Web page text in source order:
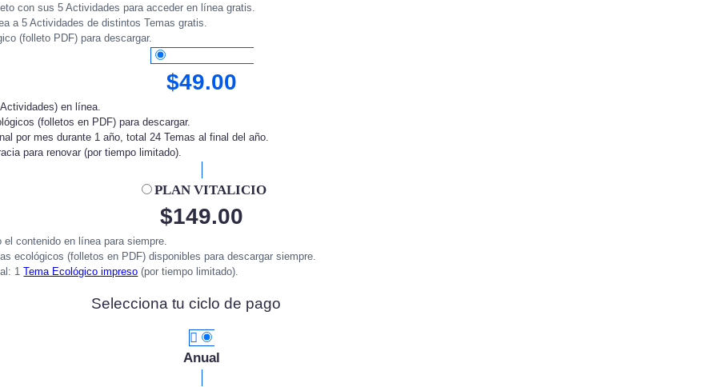
con sus 5 Actividades para acceder en línea gratis.
a 5 Actividades de distintos Temas gratis.
(folleto PDF) para descargar.
$49.00
en línea.
(folletos en PDF) para descargar.
por mes durante 1 año, total 24 Temas al final del año.
para renovar (por tiempo limitado).
PLAN VITALICIO
$149.00
contenido en línea para siempre.
ecológicos (folletos en PDF) disponibles para descargar siempre.
1Tema Ecológico impreso (por tiempo limitado).
Selecciona tu ciclo de pago
Anual